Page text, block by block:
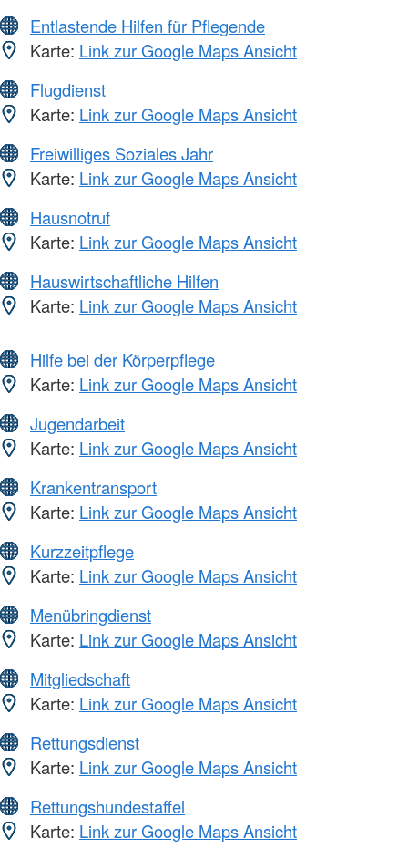
Entlastende Hilfen für Pflegende
Karte: Link zur Google Maps Ansicht
Flugdienst
Karte: Link zur Google Maps Ansicht
Freiwilliges Soziales Jahr
Karte: Link zur Google Maps Ansicht
Hausnotruf
Karte: Link zur Google Maps Ansicht
Hauswirtschaftliche Hilfen
Karte: Link zur Google Maps Ansicht
Hilfe bei der Körperpflege
Karte: Link zur Google Maps Ansicht
Jugendarbeit
Karte: Link zur Google Maps Ansicht
Krankentransport
Karte: Link zur Google Maps Ansicht
Kurzzeitpflege
Karte: Link zur Google Maps Ansicht
Menübringdienst
Karte: Link zur Google Maps Ansicht
Mitgliedschaft
Karte: Link zur Google Maps Ansicht
Rettungsdienst
Karte: Link zur Google Maps Ansicht
Rettungshundestaffel
Karte: Link zur Google Maps Ansicht